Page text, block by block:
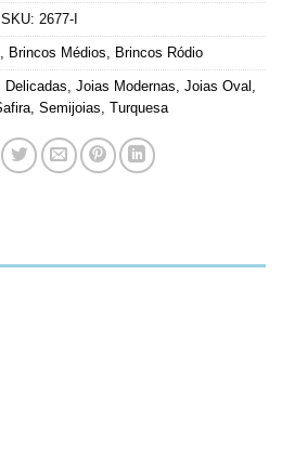
SKU: 2677-I
Brincos Médios Brincos Ródio
Delicadas Joias Modernas Joias Oval
, Semijoias Turquesa